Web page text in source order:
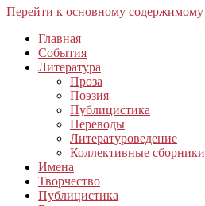
Перейти к основному содержимому
Главная
События
Литература
Проза
Поэзия
Публицистика
Переводы
Литературоведение
Коллективные сборники
Имена
Творчество
Публицистика